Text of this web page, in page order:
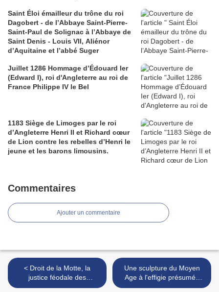
Saint Éloi émailleur du trône du roi
Dagobert - de l’Abbaye Saint-Pierre-
Saint-Paul de Solignac à l’Abbaye de
Saint Denis - Louis VII, Aliénor
d’Aquitaine et l’abbé Suger
Juillet 1286 Hommage d’Édouard Ier
(Edward I), roi d'Angleterre au roi de
France Philippe IV le Bel
1183 Siège de Limoges par le roi
d’Angleterre Henri II et Richard cœur
de Lion contre les rebelles d’Henri le
jeune et les barons limousins.
Commentaires
Ajouter un commentaire
< Droit de la Motte, la
justice féodale des
seigneurs
Une sculpture du Moyen
Age à l'effigie présumée
d'Aliénor d'Aquitaine